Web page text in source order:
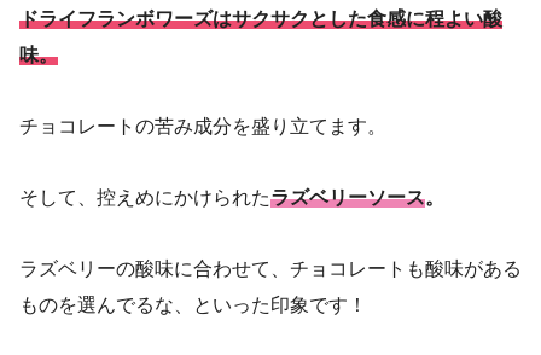
ドライフランボワーズはサクサクとした食感に程よい酸
味。
チョコレートの苦み成分を盛り立てます。
そして、控えめにかけられたラズベリーソース。
ラズベリーの酸味に合わせて、チョコレートも酸味がある
ものを選んでるな、といった印象です！